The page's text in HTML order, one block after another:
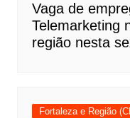
Vaga de
Telemarketing
região nesta
Fortaleza e Região